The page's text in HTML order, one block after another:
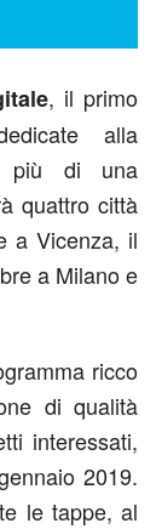
, il primo
alla
più di una
quattro città
a Vicenza, il
a Milano e
ricco
di qualità
interessati,
2019.
le tappe, al